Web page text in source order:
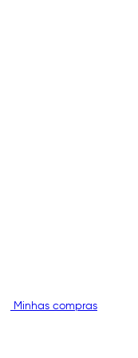
Minhas compras